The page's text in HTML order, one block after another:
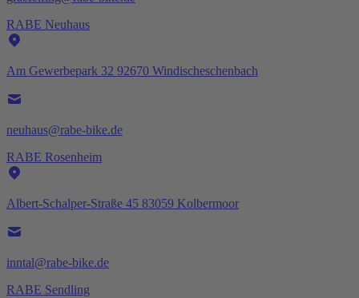
RABE Neuhaus
Am Gewerbepark 32 92670 Windischeschenbach
neuhaus@rabe-bike.de
RABE Rosenheim
Albert-Schalper-Straße 45 83059 Kolbermoor
inntal@rabe-bike.de
RABE Sendling